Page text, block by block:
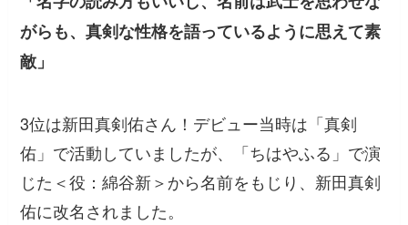
がらも、真剣な性格を語っているように思えて素
敵」
3位は新田真剣佑さん！デビュー当時は「真剣
佑」で活動していましたが、「ちはやふる」で演
じた＜役：綿谷新＞から名前をもじり、新田真剣
佑に改名されました。